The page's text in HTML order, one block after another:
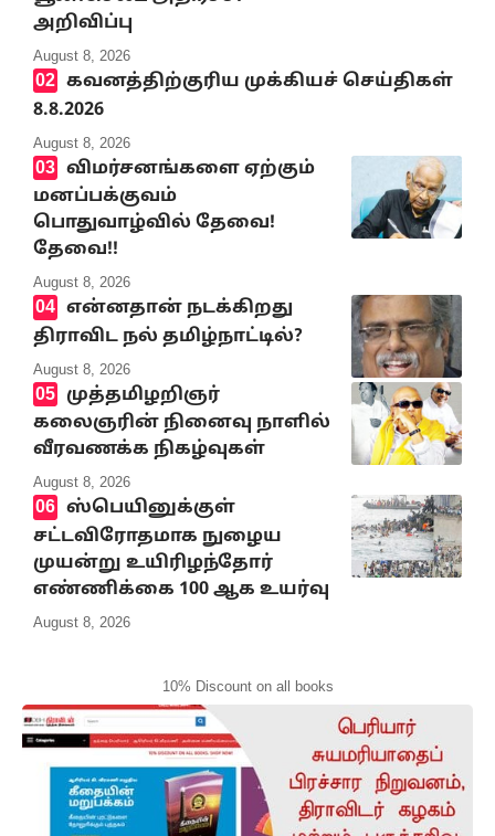
அறிவிப்பு
August 8, 2026
கவனத்திற்குரிய முக்கியச் செய்திகள்
8.8.2026
August 8, 2026
விமர்சனங்களை ஏற்கும்
மனப்பக்குவம்
பொதுவாழ்வில் தேவை!
தேவை!!
August 8, 2026
என்னதான் நடக்கிறது
திராவிட நல் தமிழ்நாட்டில்?
August 8, 2026
முத்தமிழறிஞர்
கலைஞரின் நினைவு நாளில்
வீரவணக்க நிகழ்வுகள்
August 8, 2026
ஸ்பெயினுக்குள்
சட்டவிரோதமாக நுழைய
முயன்று உயிரிழந்தோர்
எண்ணிக்கை 100 ஆக உயர்வு
August 8, 2026
10% Discount on all books